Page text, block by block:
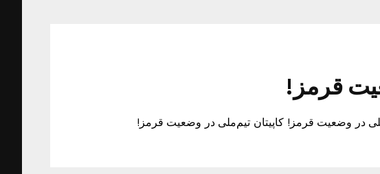
قرمز!
در وضعیت قرمز! کاپیتان تیم‌ملی در وضعیت قرمز!